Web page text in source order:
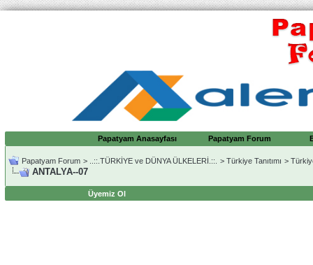
Papatyam Anasayfası Papatyam Forum
Papatyam Forum > ..::.TÜRKİYE ve DÜNYA ÜLKELERİ.::. > Türkiye Tanıtımı >
ANTALYA--07
Üyemiz Ol